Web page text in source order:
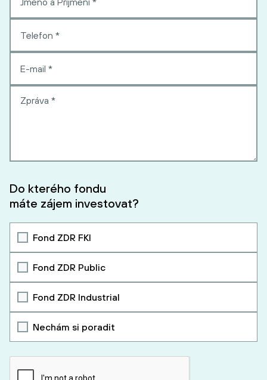
Do kterého fondu
máte zájem investovat?
Fond ZDR FKI
Fond ZDR Public
Fond ZDR Industrial
Nechám si poradit